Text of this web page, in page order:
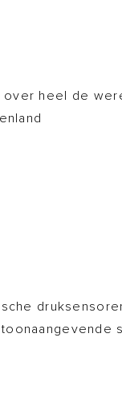
over heel de